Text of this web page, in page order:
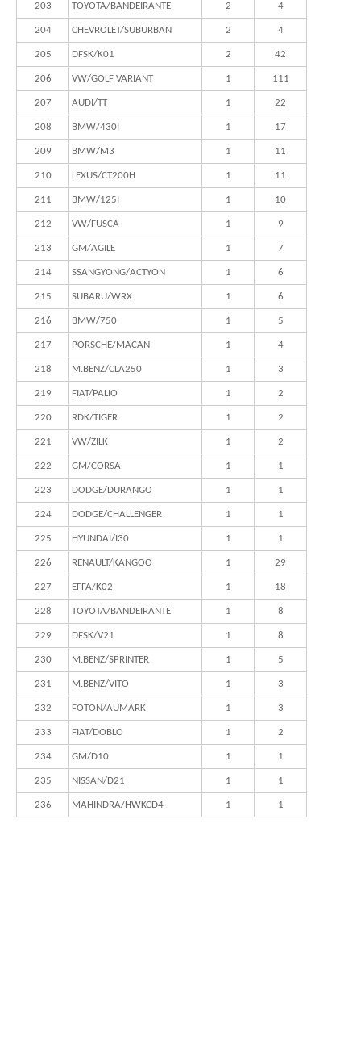
203 TOYOTA/BANDEIRANTE 2 4
204 CHEVROLET/SUBURBAN 2 4
205 DFSK/K01 2 42
206 VW/GOLF VARIANT 1 111
207 AUDI/TT 1 22
208 BMW/430I 1 17
209 BMW/M3 1 11
210 LEXUS/CT200H 1 11
211 BMW/125I 1 10
212 VW/FUSCA 1 9
213 GM/AGILE 1 7
214 SSANGYONG/ACTYON 1 6
215 SUBARU/WRX 1 6
216 BMW/750 1 5
217 PORSCHE/MACAN 1 4
218 M.BENZ/CLA250 1 3
219 FIAT/PALIO 1 2
220 RDK/TIGER 1 2
221 VW/ZILK 1 2
222 GM/CORSA 1 1
223 DODGE/DURANGO 1 1
224 DODGE/CHALLENGER 1 1
225 HYUNDAI/I30 1 1
226 RENAULT/KANGOO 1 29
227 EFFA/K02 1 18
228 TOYOTA/BANDEIRANTE 1 8
229 DFSK/V21 1 8
230 M.BENZ/SPRINTER 1 5
231 M.BENZ/VITO 1 3
232 FOTON/AUMARK 1 3
233 FIAT/DOBLO 1 2
234 GM/D10 1 1
235 NISSAN/D21 1 1
236 MAHINDRA/HWKCD4 1 1